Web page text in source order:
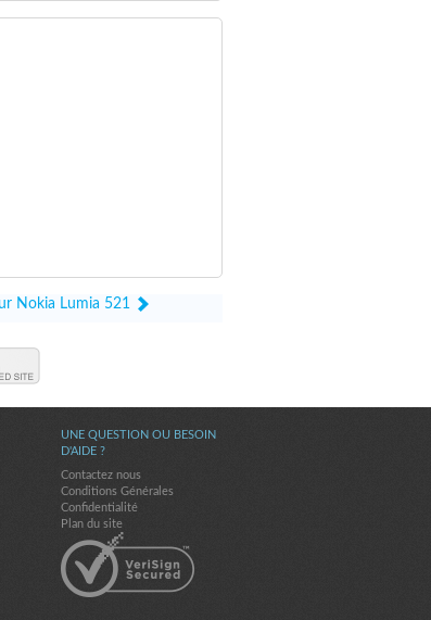
Nokia Lumia 521
UNE QUESTION OU BESOIN
D'AIDE ?
Contactez nous
Conditions Générales
Confidentialité
Plan du site